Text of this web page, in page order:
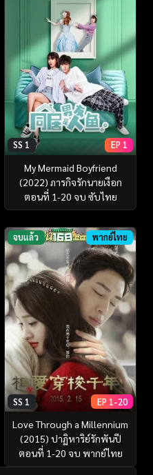
SS 1 EP 1
My Mermaid Boyfriend
(2022) ภารกิจรักนายเงือก
ตอนที่ 1-20 จบ ซับไทย
จบแล้ว พากย์ไทย
SS 1 EP 1-20
Love Through a Millennium
(2015) ปาฏิหาริย์รักพันปี
ตอนที่ 1-20 จบ พากย์ไทย